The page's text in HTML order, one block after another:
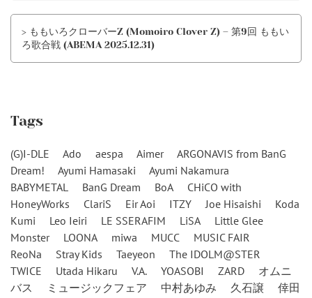
> ももいろクローバーZ (Momoiro Clover Z) – 第9回 ももい
ろ歌合戦 (ABEMA 2025.12.31)
Tags
(G)I-DLE Ado aespa Aimer
ARGONAVIS from BanG
Dream!
Ayumi Hamasaki
Ayumi Nakamura
BABYMETAL
BanG Dream BoA
CHiCO with
HoneyWorks
ClariS Eir Aoi ITZY Joe Hisaishi
Koda
Kumi
Leo Ieiri LE SSERAFIM LiSA
Little Glee
Monster
LOONA miwa MUCC
MUSIC FAIR
ReoNa
Stray Kids Taeyeon
The IDOLM@STER
TWICE
Utada Hikaru V.A. YOASOBI ZARD
オムニ
バス
ミュージックフェア 中村あゆみ 久石譲
倖田